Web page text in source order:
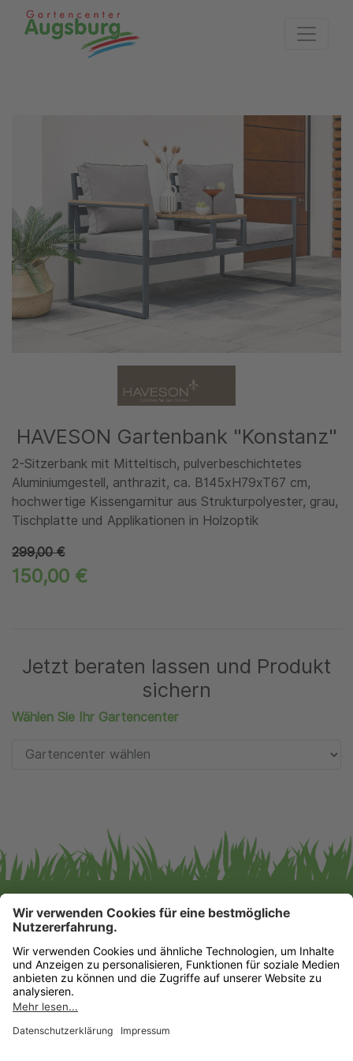
HAVESON Gartenbank "Konstanz"
2-Sitzerbank mit Mitteltisch, pulverbeschichtetes
Aluminiumgestell, anthrazit, ca. B145xH79xT67 cm,
hochwertige Kissengarnitur aus Strukturpolyester, grau,
Tischplatte und Applikationen in Holzoptik
299,00 €
150,00 €
Jetzt beraten lassen und Produkt
sichern
Wählen Sie Ihr Gartencenter
Gartencenter Augsburg GmbH & Co. KG
Impressum|Datenschutz
Datenschutz-Einstellungen
HIER FINDEN SIE UNS!